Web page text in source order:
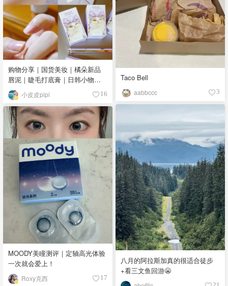
购物分享｜国货美妆｜橘朵新品
唇泥｜睫毛打底膏｜日韩小物｜
眼线笔｜美甲DIY💅
小皮皮pipi 16
Taco Bell
aabbccc 3
八月的阿拉斯加真的很适合徒步
+看三文鱼回游😬
21
MOODY美瞳测评｜定轴高光体验
一次就会爱上！
Roxy克西 17